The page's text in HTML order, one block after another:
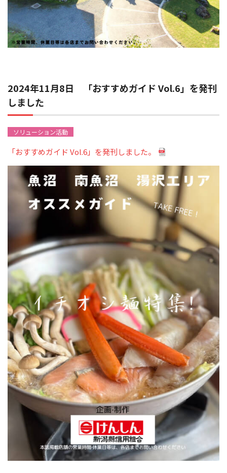
2024年11月8日 「おすすめガイド Vol.6」を発刊
しました
ソリューション活動
「おすすめガイド Vol.6」を発刊しました。